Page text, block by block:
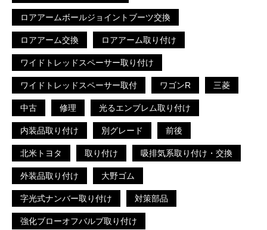
ロアアームボールジョイントブーツ交換
ロアアーム交換 ロアアーム取り付け
ワイドトレッドスペーサー取り付け
ワイドトレッドスペーサー取付 ワゴンR 三菱
中古 修理 光るエンブレム取り付け
内装品取り付け 別グレード 前後
北米トヨタ 取り付け 吸排気系取り付け・交換
外装品取り付け 大野ゴム
字光式ナンバー取り付け 対策部品
強化ブローオフバルブ取り付け